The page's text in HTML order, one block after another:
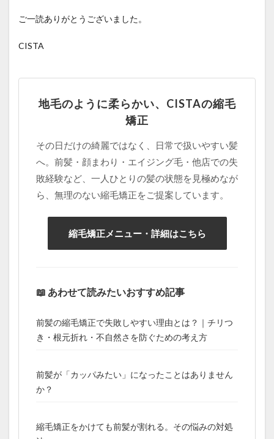
ご一読ありがとうございました。
CISTA
地毛のように柔らかい、CISTAの縮毛
矯正
その日だけの綺麗ではなく、日常で扱いやすい髪
へ。前髪・顔まわり・エイジング毛・他店での失
敗経験など、一人ひとりの髪の状態を見極めなが
ら、無理のない縮毛矯正をご提案しています。
縮毛矯正メニュー・詳細はこちら
📖 あわせて読みたいおすすめ記事
前髪の縮毛矯正で失敗しやすい理由とは？｜チリつ
き・根元折れ・不自然さを防ぐための考え方
前髪が「カッパみたい」になったことはありません
か？
縮毛矯正をかけても前髪が割れる。その悩みの対処